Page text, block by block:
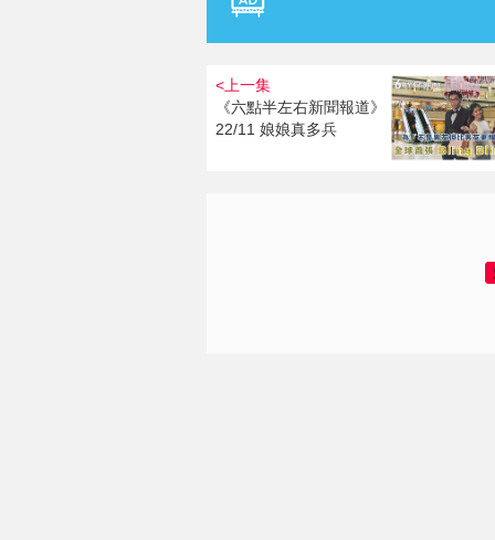
<上一集
《六點半左右新聞報道》
22/11 娘娘真多兵